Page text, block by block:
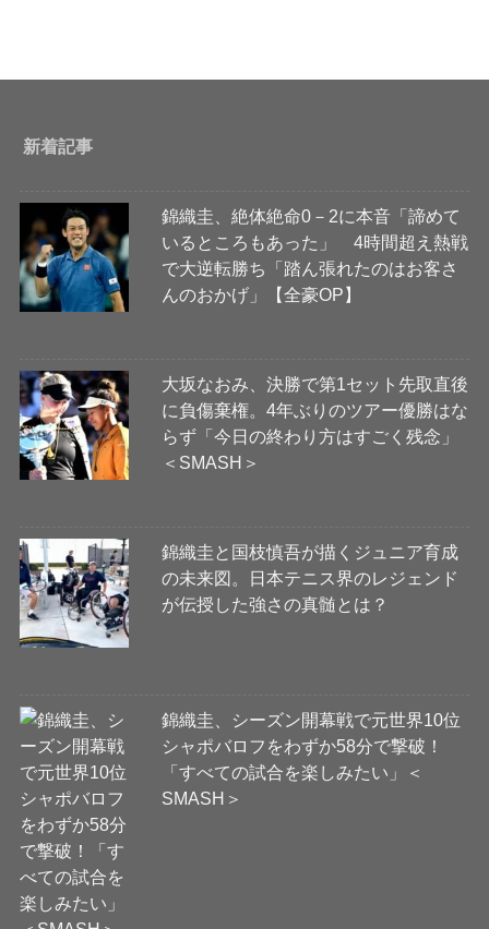
新着記事
錦織圭、絶体絶命0－2に本音「諦めて
いるところもあった」 4時間超え熱戦
で大逆転勝ち「踏ん張れたのはお客さ
んのおかげ」【全豪OP】
大坂なおみ、決勝で第1セット先取直後
に負傷棄権。4年ぶりのツアー優勝はな
らず「今日の終わり方はすごく残念」
＜SMASH＞
錦織圭と国枝慎吾が描くジュニア育成
の未来図。日本テニス界のレジェンド
が伝授した強さの真髄とは？
錦織圭、シーズン開幕戦で元世界10位
シャポバロフをわずか58分で撃破！
「すべての試合を楽しみたい」＜
SMASH＞